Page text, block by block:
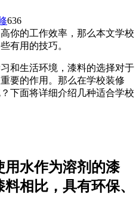
636
你的工作效率，那么本文学校
有用的技巧。
和生活环境，漆料的选择对于
要的作用。那么在学校装修
下面将详细介绍几种适合学校
用水作为溶剂的漆
相比，具有环保、